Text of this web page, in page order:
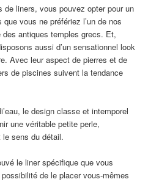
de liners, vous pouvez opter pour un
vous ne préfériez l’un de nos
antiques temples grecs. Et,
aussi d’un sensationnel look
Avec leur aspect de pierres et de
de piscines suivent la tendance
le design classe et intemporel
une véritable petite perle,
le sens du détail.
le liner spécifique que vous
de le placer vous-mêmes